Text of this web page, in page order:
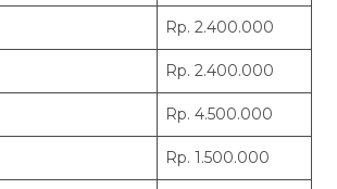
Rp. 2.400.000
Rp. 2.400.000
Rp. 4.500.000
Rp. 1.500.000